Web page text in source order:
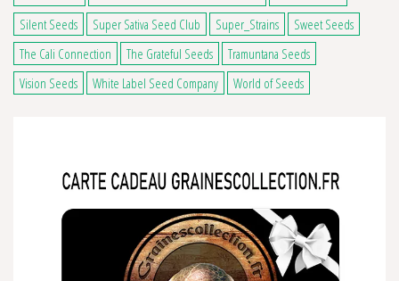
Silent Seeds
Super Sativa Seed Club Super_Strains
Sweet Seeds
The Cali Connection
The Grateful Seeds
Tramuntana Seeds
Vision Seeds
White Label Seed Company World of Seeds